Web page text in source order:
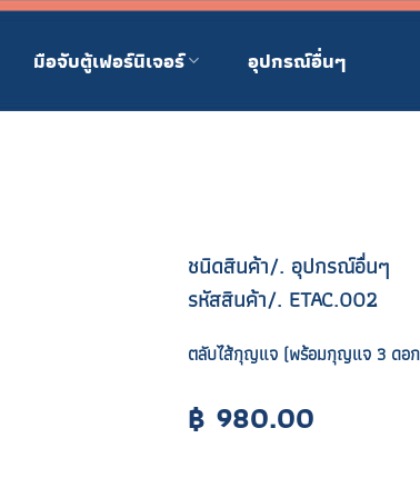
มือจับตู้เฟอร์นิเจอร์ อุปกรณ์อื่นๆ
ชนิดสินค้า/. อุปกรณ์อื่นๆ
รหัสสินค้า/. ETAC.002
ตลับไส้กุญแจ (พร้อมกุญแจ 3 ดอ
฿ 980.00